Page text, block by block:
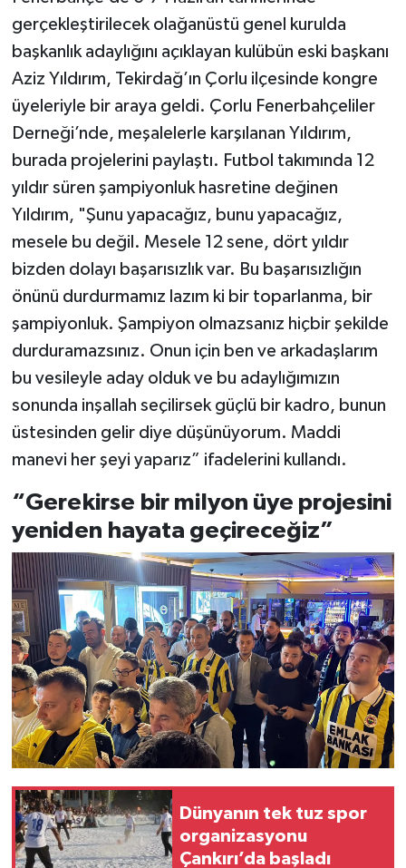
gerçekleştirilecek olağanüstü genel kurulda
başkanlık adaylığını açıklayan kulübün eski başkanı
Aziz Yıldırım, Tekirdağ’ın Çorlu ilçesinde kongre
üyeleriyle bir araya geldi. Çorlu Fenerbahçeliler
Derneği’nde, meşalelerle karşılanan Yıldırım,
burada projelerini paylaştı. Futbol takımında 12
yıldır süren şampiyonluk hasretine değinen
Yıldırım, "Şunu yapacağız, bunu yapacağız,
mesele bu değil. Mesele 12 sene, dört yıldır
bizden dolayı başarısızlık var. Bu başarısızlığın
önünü durdurmamız lazım ki bir toparlanma, bir
şampiyonluk. Şampiyon olmazsanız hiçbir şekilde
durduramazsınız. Onun için ben ve arkadaşlarım
bu vesileyle aday olduk ve bu adaylığımızın
sonunda inşallah seçilirsek güçlü bir kadro, bunun
üstesinden gelir diye düşünüyorum. Maddi
manevi her şeyi yaparız” ifadelerini kullandı.
“Gerekirse bir milyon üye projesini
yeniden hayata geçireceğiz”
Dünyanın tek tuz spor
organizasyonu
Çankırı’da başladı